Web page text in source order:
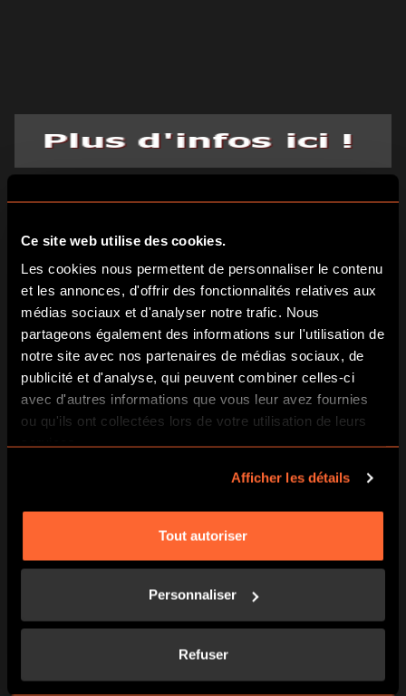
Ce site web utilise des cookies.
Les cookies nous permettent de personnaliser le contenu
et les annonces, d'offrir des fonctionnalités relatives aux
médias sociaux et d'analyser notre trafic. Nous
partageons également des informations sur l'utilisation de
notre site avec nos partenaires de médias sociaux, de
publicité et d'analyse, qui peuvent combiner celles-ci
avec d'autres informations que vous leur avez fournies
ou qu'ils ont collectées lors de votre utilisation de leurs
services.
Afficher les détails
Tout autoriser
Personnaliser
Refuser
LE TRÉSOR DES AZTÈQUES
Partez pour les Amériques sur la piste de Montezuma
et du non moins légendaire trésor perdu des aztèques.
Nul n’est parvenu à expliquer cette soudaine
disparition, consécutive à la chute de l’empire en 1521.
La découverte récente de nouvelles pages du célèbre
Codex de Florence sur un chantier pourrait changer la
donne. Prêt pour une énigmatique chasse au trésor ?
d’un coup de pouce ? Demandez de l’aide sur
Messenger à Marcos Guerrera le directeur du musée !